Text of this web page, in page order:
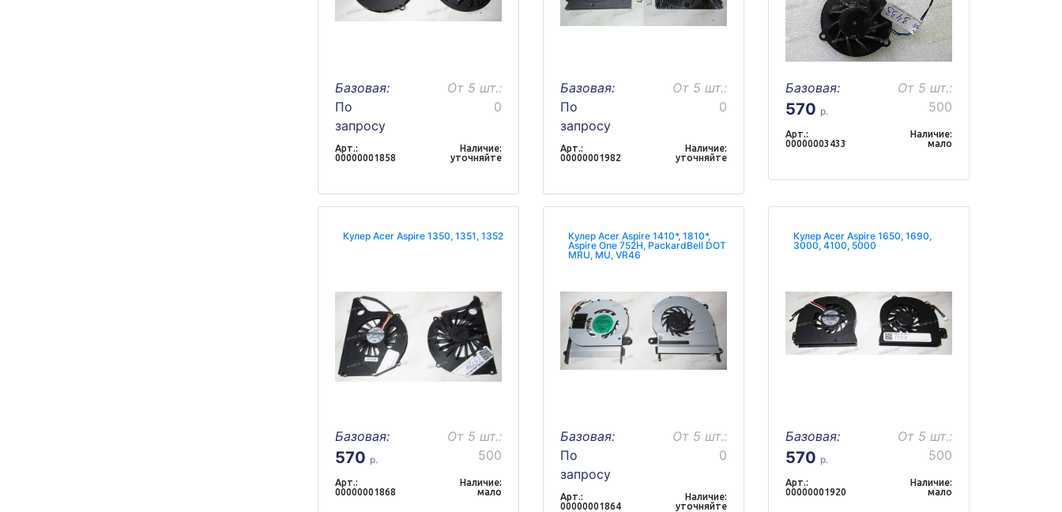
Базовая:
По
запросу
От 5 шт.:
0
Арт.:
00000001858
Наличие:
уточняйте
Базовая:
По
запросу
От 5 шт.:
0
Арт.:
00000001982
Наличие:
уточняйте
Базовая:
570 р.
От 5 шт.:
500
Арт.:
00000003433
Наличие:
мало
Кулер Acer Aspire 1350, 1351, 1352
Базовая:
570 р.
От 5 шт.:
500
Арт.:
00000001868
Наличие:
мало
Кулер Acer Aspire 1410*, 1810*,
Aspire One 752H, PackardBell DOT
MRU, MU, VR46
Базовая:
По
запросу
От 5 шт.:
0
Арт.:
00000001864
Наличие:
уточняйте
Кулер Acer Aspire 1650, 1690,
3000, 4100, 5000
Базовая:
570 р.
От 5 шт.:
500
Арт.:
00000001920
Наличие:
мало